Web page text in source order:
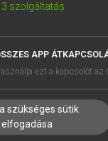
3 szolgáltatás
APP
ezt a kapcsolót
szükséges sütik
elfogadása